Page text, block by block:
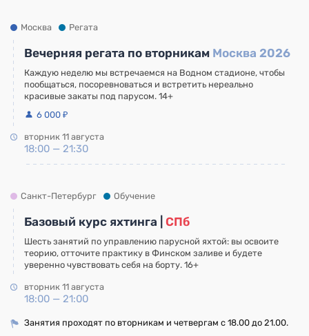
Москва Регата
Вечерняя регата по вторникам Москва 2026
Каждую неделю мы встречаемся на Водном стадионе, чтобы
пообщаться, посоревноваться и встретить нереально
красивые закаты под парусом. 14+
6 000 ₽
вторник 11 августа
18:00 — 21:30
Санкт-Петербург Обучение
Базовый курс яхтинга | СПб
Шесть занятий по управлению парусной яхтой: вы освоите
теорию, отточите практику в Финском заливе и будете
уверенно чувствовать себя на борту. 16+
вторник 11 августа
18:00 — 21:00
Занятия проходят по вторникам и четвергам с 18.00 до 21.00.